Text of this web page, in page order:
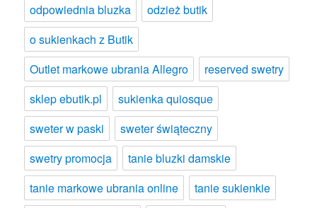
odpowiednia bluzka
odzież butik
o sukienkach z Butik
Outlet markowe ubrania Allegro
reserved swetry
sklep ebutik.pl
sukienka quiosque
sweter w paski
sweter świąteczny
swetry promocja
tanie bluzki damskie
tanie markowe ubrania online
tanie sukienkie